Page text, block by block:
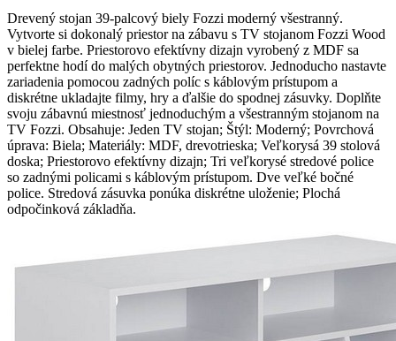
Drevený stojan 39-palcový biely Fozzi moderný všestranný.
Vytvorte si dokonalý priestor na zábavu s TV stojanom Fozzi Wood
v bielej farbe. Priestorovo efektívny dizajn vyrobený z MDF sa
perfektne hodí do malých obytných priestorov. Jednoducho nastavte
zariadenia pomocou zadných políc s káblovým prístupom a
diskrétne ukladajte filmy, hry a ďalšie do spodnej zásuvky. Doplňte
svoju zábavnú miestnosť jednoduchým a všestranným stojanom na
TV Fozzi. Obsahuje: Jeden TV stojan; Štýl: Moderný; Povrchová
úprava: Biela; Materiály: MDF, drevotrieska; Veľkorysá 39 stolová
doska; Priestorovo efektívny dizajn; Tri veľkorysé stredové police
so zadnými policami s káblovým prístupom. Dve veľké bočné
police. Stredová zásuvka ponúka diskrétne uloženie; Plochá
odpočinková základňa.